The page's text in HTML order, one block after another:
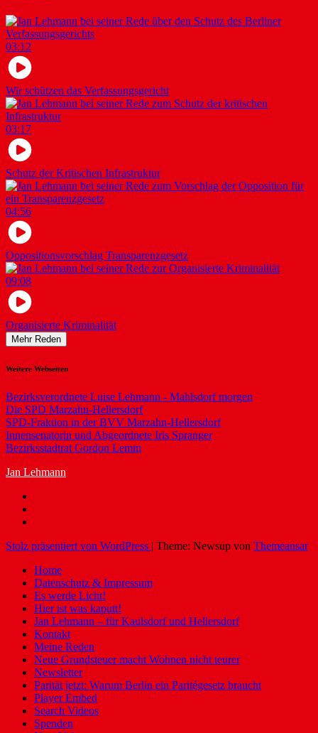
03:12
Wir schützen das Verfassungsgericht
03:17
Schutz der Kritischen Infrastruktur
04:56
Oppositionsvorschlag Transparenzgesetz
09:08
Organisierte Kriminalität
Mehr Reden
Weitere Webseiten
Bezirksverordnete Luise Lehmann - Mahlsdorf morgen
Die SPD Marzahn-Hellersdorf
SPD-Fraktion in der BVV Marzahn-Hellersdorf
Innensenatorin und Abgeordnete Iris Spranger
Bezirksstadtrat Gordon Lemm
Jan Lehmann
Stolz präsentiert von WordPress | Theme: Newsup von Themeansar
Home
Datenschutz & Impressum
Es werde Licht!
Hier ist was kaputt!
Jan Lehmann – für Kaulsdorf und Hellersdorf
Kontakt
Meine Reden
Neue Grundsteuer macht Wohnen nicht teurer
Newsletter
Parität jetzt: Warum Berlin ein Paritégesetz braucht
Player Embed
Search Videos
Spenden